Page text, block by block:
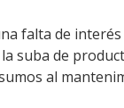
falta de
suba de
al